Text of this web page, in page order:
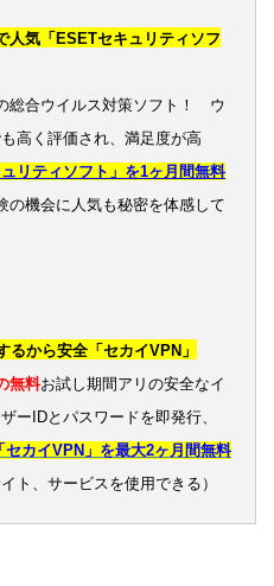
人気「ESETセキュリティソフ
総合ウイルス対策ソフト！ ウ
高く評価され、満足度が高
リティソフト」を1ヶ月間無料
の機会に人気も秘密を体感して
るから安全「セカイVPN」
無料お試し期間アリの安全なイ
IDとパスワードを即発行、
セカイVPN」を最大2ヶ月間無料
ト、サービスを使用できる）